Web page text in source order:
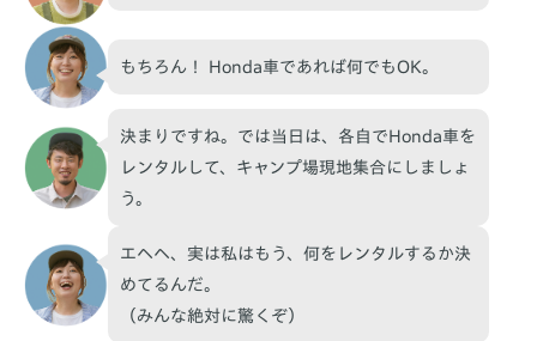
もちろん！ Honda車であれば何でもOK。
決まりですね。では当日は、各自でHonda車を
レンタルして、キャンプ場現地集合にしましょ
う。
エヘヘ、実は私はもう、何をレンタルするか決
めてるんだ。
（みんな絶対に驚くぞ）